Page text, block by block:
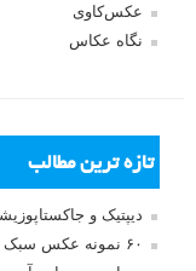
عکس‌کاوی
نگاه عکاس
تازه ترین مطالب
دیپتیک و
۶۰ نمونه عکس سبک ماکسیمالیسم